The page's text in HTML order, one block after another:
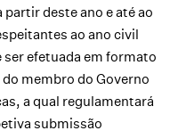
deste ano e até ao
ao ano civil
efetuada em formato
membro do Governo
a qual regulamentará
submissão